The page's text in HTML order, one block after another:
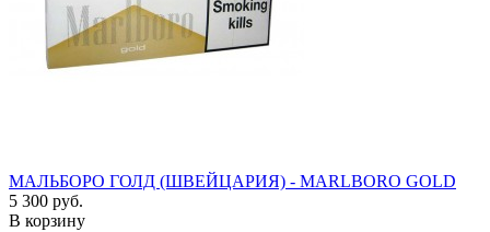
МАЛЬБОРО ГОЛД (ШВЕЙЦАРИЯ) - MARLBORO GOLD
5 300 руб.
В корзину